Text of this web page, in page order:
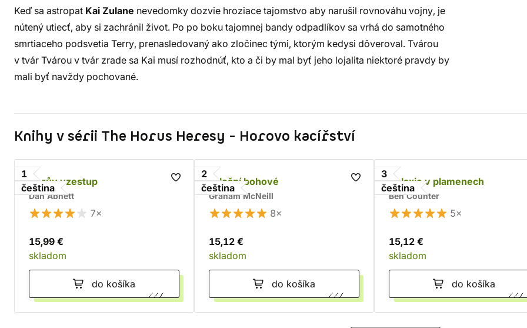
Keď sa astropat Kai Zulane nevedomky dozvie hroziace tajomstvo aby narušil rovnováhu vojny, je
nútený utiecť, aby si zachránil život. Po po boku tajomnej bandy odpadlíkov sa vrhá do samotného
smrtiaceho podsvetia Terry, prenasledovaný ako zločinec tými, ktorým kedysi dôveroval. Tvárou
v tvár Tvárou v tvár zrade sa Kai musí rozhodnúť, kto a či by mal byť jeho lojalita niektoré pravdy by
mali byť navždy pochované.
Knihy v sérii The Horus Heresy - Horovo kacířství
1
čeština
Horův vzestup
Dan Abnett
7×
15,99 €
skladom
do košíka
2
čeština
Falešní bohové
Graham McNeill
8×
15,12 €
skladom
do košíka
3
čeština
Galaxie v plamenech
Ben Counter
5×
15,12 €
skladom
do košíka